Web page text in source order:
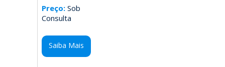
Preço: Sob
Consulta
Saiba Mais